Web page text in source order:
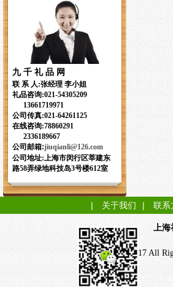
九 千 礼 品 网
联 系 人:张经理 李小姐
礼品咨询:021-54305209
13661719971
公司传真:021-64261125
在线咨询:78860291
2336189667
公司邮箱:jiuqianli@126.com
公司地址:上海市闵行区莘建东
路58弄绿地科技岛3号楼612室
上海礼品
地址
CopyRight 2017 All
| 关于我们 | 联系